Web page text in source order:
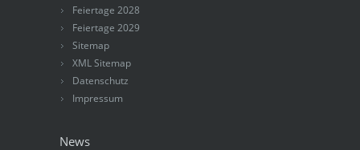
Feiertage 2028
Feiertage 2029
Sitemap
XML Sitemap
Datenschutz
Impressum
News